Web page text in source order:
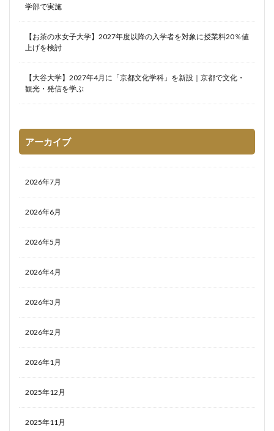
学部で実施
【お茶の水女子大学】2027年度以降の入学者を対象に授業料20％値
上げを検討
【大谷大学】2027年4月に「京都文化学科」を新設｜京都で文化・
観光・発信を学ぶ
アーカイブ
2026年7月
2026年6月
2026年5月
2026年4月
2026年3月
2026年2月
2026年1月
2025年12月
2025年11月